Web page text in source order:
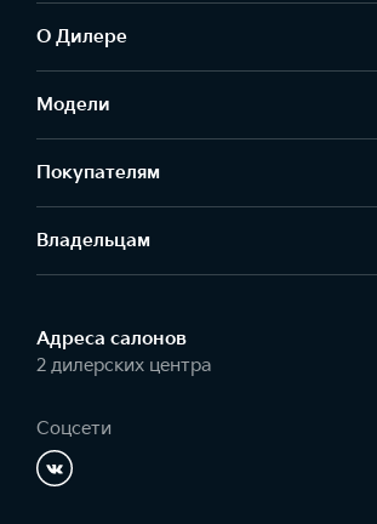
О Дилере
Модели
Покупателям
Владельцам
Адреса салонов
2 дилерских центра
Соцсети